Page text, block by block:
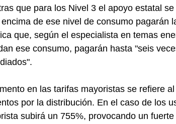
que para los Nivel 3 el apoyo estatal
de ese nivel de consumo pagarán
que, según el especialista en temas
ese consumo, pagarán hasta "seis
en las tarifas mayoristas se refiere
por la distribución. En el caso de los
subirá un 755%, provocando un